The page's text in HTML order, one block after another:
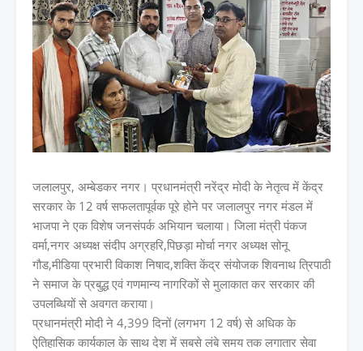
जलालपुर, अम्बेडकर नगर। प्रधानमंत्री नरेंद्र मोदी के नेतृत्व में केंद्र
सरकार के 12 वर्ष सफलतापूर्वक पूरे होने पर जलालपुर नगर मंडल में
भाजपा ने एक विशेष जनसंपर्क अभियान चलाया। जिला मंत्री पंकज
वर्मा,नगर अध्यक्ष संदीप अग्रहरि,पिछड़ा मोर्चा नगर अध्यक्ष सोनू
गौड,मीडिया प्रभारी विकाश निषाद,शक्ति केंद्र संयोजक शिवनाथ त्रिपाठी
ने समाज के प्रबुद्ध एवं गणमान्य नागरिकों से मुलाकात कर सरकार की
उपलब्धियों से अवगत कराया।
प्रधानमंत्री मोदी ने 4,399 दिनों (लगभग 12 वर्ष) से अधिक के
ऐतिहासिक कार्यकाल के साथ देश में सबसे लंबे समय तक लगातार सेवा